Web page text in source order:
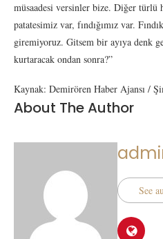
müsaadesi versinler bize. Diğer türlü
patatesimiz var, fındığımız var.
giremiyoruz. Gitsem bir ayıya denk
kurtaracak ondan sonra?”
Kaynak: Demirören Haber Ajansı /
About The Author
See